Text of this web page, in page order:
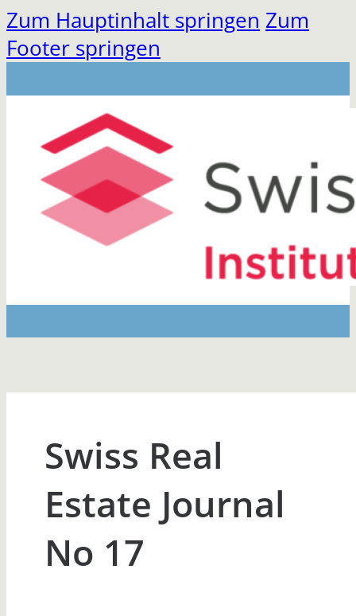
Zum Hauptinhalt springen Zum
Footer springen
Swiss Real
Estate Journal
No 17